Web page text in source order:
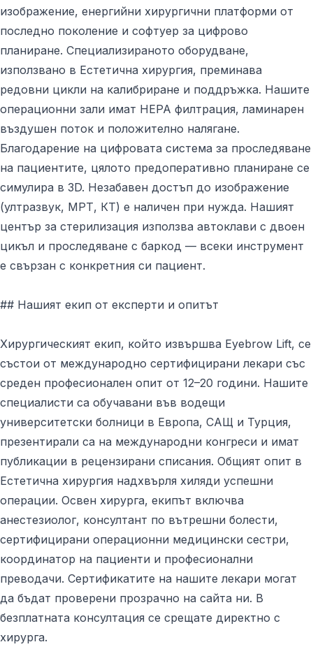
изображение, енергийни хирургични платформи от
последно поколение и софтуер за цифрово
планиране. Специализираното оборудване,
използвано в Естетична хирургия, преминава
редовни цикли на калибриране и поддръжка. Нашите
операционни зали имат HEPA филтрация, ламинарен
въздушен поток и положително налягане.
Благодарение на цифровата система за проследяване
на пациентите, цялото предоперативно планиране се
симулира в 3D. Незабавен достъп до изображение
(ултразвук, МРТ, КТ) е наличен при нужда. Нашият
център за стерилизация използва автоклави с двоен
цикъл и проследяване с баркод — всеки инструмент
е свързан с конкретния си пациент.
## Нашият екип от експерти и опитът
Хирургическият екип, който извършва Eyebrow Lift, се
състои от международно сертифицирани лекари със
среден професионален опит от 12–20 години. Нашите
специалисти са обучавани във водещи
университетски болници в Европа, САЩ и Турция,
презентирали са на международни конгреси и имат
публикации в рецензирани списания. Общият опит в
Естетична хирургия надхвърля хиляди успешни
операции. Освен хирурга, екипът включва
анестезиолог, консултант по вътрешни болести,
сертифицирани операционни медицински сестри,
координатор на пациенти и професионални
преводачи. Сертификатите на нашите лекари могат
да бъдат проверени прозрачно на сайта ни. В
безплатната консултация се срещате директно с
хирурга.